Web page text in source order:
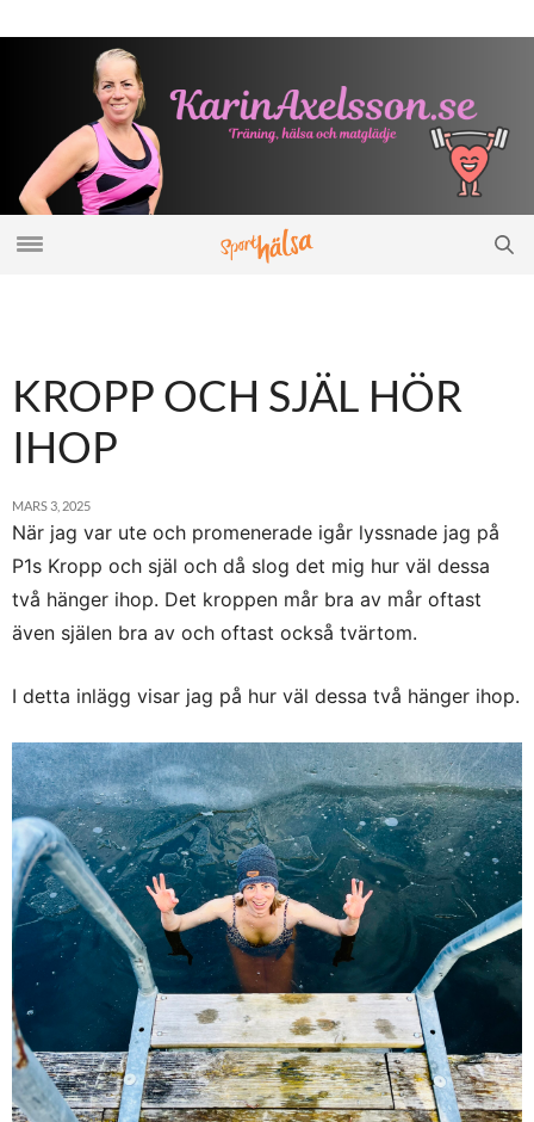
KROPP OCH SJÄL HÖR
IHOP
MARS 3, 2025
När jag var ute och promenerade igår lyssnade jag på
P1s Kropp och själ och då slog det mig hur väl dessa
två hänger ihop. Det kroppen mår bra av mår oftast
även själen bra av och oftast också tvärtom.
I detta inlägg visar jag på hur väl dessa två hänger ihop.